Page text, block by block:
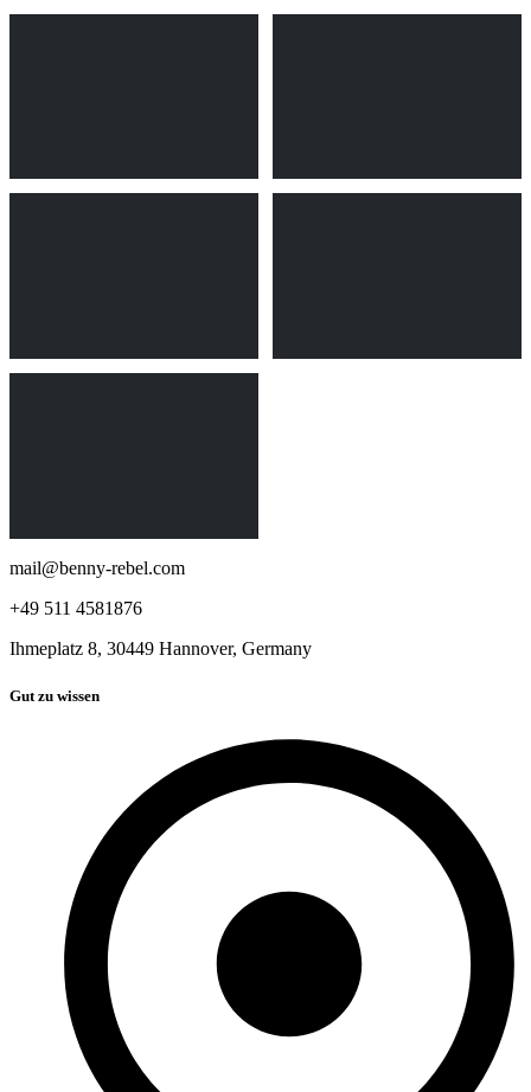
mail@benny-rebel.com
+49 511 4581876
Ihmeplatz 8, 30449 Hannover, Germany
Gut zu wissen